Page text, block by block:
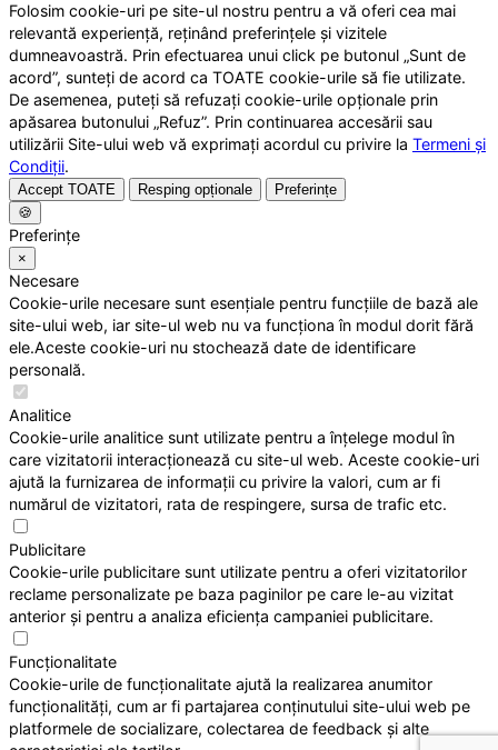
Folosim cookie-uri pe site-ul nostru pentru a vă oferi cea mai
relevantă experiență, reținând preferințele și vizitele
dumneavoastră. Prin efectuarea unui click pe butonul „Sunt de
acord”, sunteți de acord ca TOATE cookie-urile să fie utilizate.
De asemenea, puteți să refuzați cookie-urile opționale prin
apăsarea butonului „Refuz”. Prin continuarea accesării sau
utilizării Site-ului web vă exprimați acordul cu privire la Termeni și
Condiții.
Accept TOATE Resping opționale
Preferințe
🍪
Preferințe
×
Necesare
Cookie-urile necesare sunt esențiale pentru funcțiile de bază ale
site-ului web, iar site-ul web nu va funcționa în modul dorit fără
ele.Aceste cookie-uri nu stochează date de identificare
personală.
Analitice
Cookie-urile analitice sunt utilizate pentru a înțelege modul în
care vizitatorii interacționează cu site-ul web. Aceste cookie-uri
ajută la furnizarea de informații cu privire la valori, cum ar fi
numărul de vizitatori, rata de respingere, sursa de trafic etc.
Publicitare
Cookie-urile publicitare sunt utilizate pentru a oferi vizitatorilor
reclame personalizate pe baza paginilor pe care le-au vizitat
anterior și pentru a analiza eficiența campaniei publicitare.
Funcționalitate
Cookie-urile de funcționalitate ajută la realizarea anumitor
funcționalități, cum ar fi partajarea conținutului site-ului web pe
platformele de socializare, colectarea de feedback și alte